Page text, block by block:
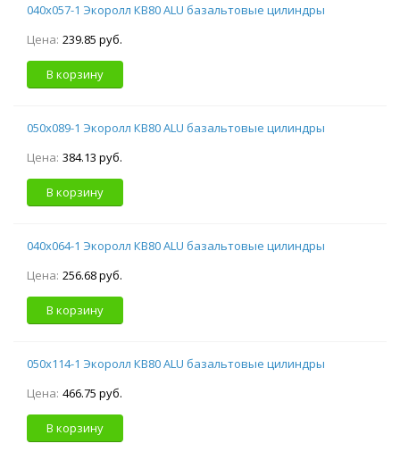
040х057-1 Экоролл КВ80 ALU базальтовые цилиндры
Цена: 239.85 руб.
В корзину
050х089-1 Экоролл КВ80 ALU базальтовые цилиндры
Цена: 384.13 руб.
В корзину
040х064-1 Экоролл КВ80 ALU базальтовые цилиндры
Цена: 256.68 руб.
В корзину
050х114-1 Экоролл КВ80 ALU базальтовые цилиндры
Цена: 466.75 руб.
В корзину